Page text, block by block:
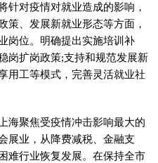
针对疫情对就业造成的影响，
策、发展新就业形态等方面，
岗位。明确提出实施培训补
岗扩岗政策;支持和规范发展新
用工等模式，完善灵活就业社
海聚焦受疫情冲击影响最大的
展业，从降费减税、 金融支
难行业恢复发展。在保持全市